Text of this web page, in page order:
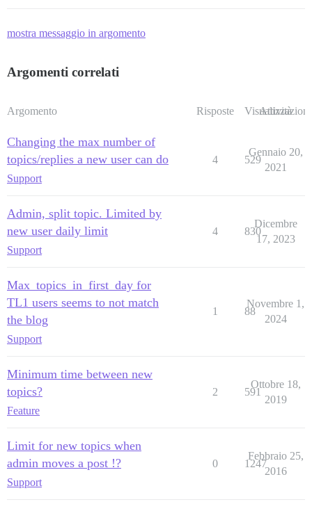
mostra messaggio in argomento
Argomenti correlati
Argomento Risposte Visualizzazioni
Attività
Changing the max number of
topics/replies a new user can do
Support
4 529
Gennaio 20,
2021
Admin, split topic. Limited by
new user daily limit
Support
4 830
Dicembre
17, 2023
Max_topics_in_first_day for
TL1 users seems to not match
the blog
Support
1 88
Novembre 1,
2024
Minimum time between new
topics?
Feature
2 591
Ottobre 18,
2019
Limit for new topics when
admin moves a post !?
Support
0 1247
Febbraio 25,
2016